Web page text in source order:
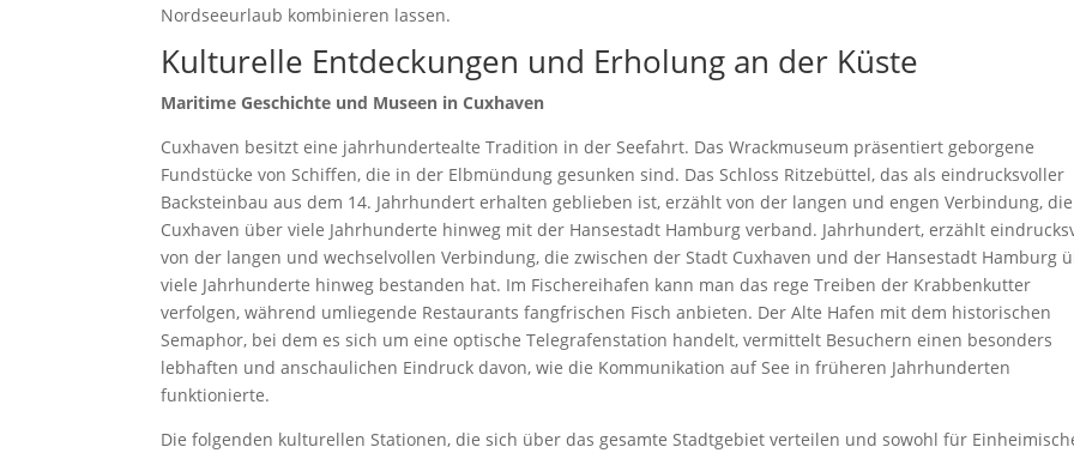
Nordseeurlaub kombinieren lassen.
Kulturelle Entdeckungen und Erholung an der Küste
Maritime Geschichte und Museen in Cuxhaven
Cuxhaven besitzt eine jahrhundertealte Tradition in der Seefahrt. Das Wrackmuseum präsentiert geborgene
Fundstücke von Schiffen, die in der Elbmündung gesunken sind. Das Schloss Ritzebüttel, das als eindrucksvoller
Backsteinbau aus dem 14. Jahrhundert erhalten geblieben ist, erzählt von der langen und engen Verbindung, die
Cuxhaven über viele Jahrhunderte hinweg mit der Hansestadt Hamburg verband. Jahrhundert, erzählt
von der langen und wechselvollen Verbindung, die zwischen der Stadt Cuxhaven und der Hansestadt Hamburg
viele Jahrhunderte hinweg bestanden hat. Im Fischereihafen kann man das rege Treiben der Krabbenkutter
verfolgen, während umliegende Restaurants fangfrischen Fisch anbieten. Der Alte Hafen mit dem historischen
Semaphor, bei dem es sich um eine optische Telegrafenstation handelt, vermittelt Besuchern einen besonders
lebhaften und anschaulichen Eindruck davon, wie die Kommunikation auf See in früheren Jahrhunderten
funktionierte.
Die folgenden kulturellen Stationen, die sich über das gesamte Stadtgebiet verteilen und sowohl für